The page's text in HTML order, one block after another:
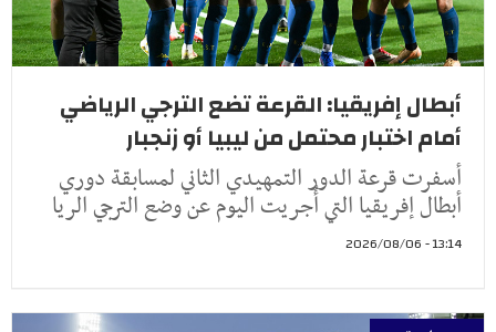
أبطال إفريقيا: القرعة تضع الترجي الرياضي
أمام اختبار محتمل من ليبيا أو زنجبار
أسفرت قرعة الدور التمهيدي الثاني لمسابقة دوري
أبطال إفريقيا التي أُجريت اليوم عن وضع الترجي الريا
13:14 - 2026/08/06